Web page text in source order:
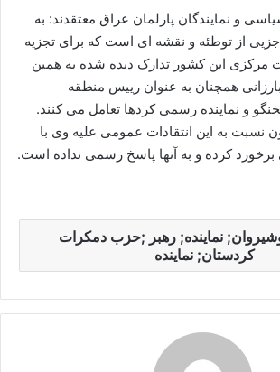
و نمایندگان پارلمان عراق معتقدند: به
جزیی از توطئه و نقشه ای است که برای تجزیه
مرکزی این کشور تدارک دیده شده به همین
همچنان به عنوان رییس منطقه
و نماینده رسمی کردها تعامل می کنند.
نسبت به این انتقادات عمومی علیه وی با
کرده و به آنها پاسخ رسمی نداده است.
نماینده; رهبر ;حزب دمکرات
کردستان; نماینده